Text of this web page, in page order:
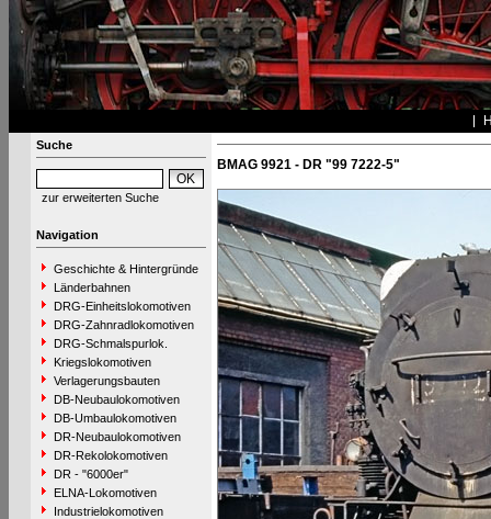
Suche
zur erweiterten Suche
Navigation
Geschichte & Hintergründe
Länderbahnen
DRG-Einheitslokomotiven
DRG-Zahnradlokomotiven
DRG-Schmalspurlok.
Kriegslokomotiven
Verlagerungsbauten
DB-Neubaulokomotiven
DB-Umbaulokomotiven
DR-Neubaulokomotiven
DR-Rekolokomotiven
DR - "6000er"
ELNA-Lokomotiven
Industrielokomotiven
BMAG 9921 - DR "99 7222-5"